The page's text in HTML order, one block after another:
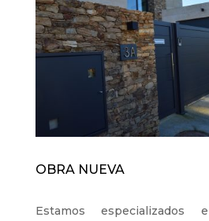
OBRA NUEVA
Estamos especializados